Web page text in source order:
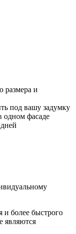
размера и
под вашу задумку
одном фасаде
и более быстрого
являются